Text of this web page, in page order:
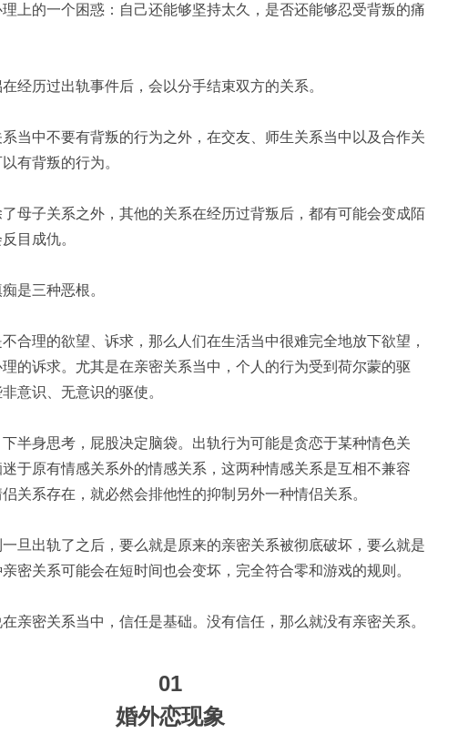
上的一个困惑：自己还能够坚持太久，是否还能够忍受背叛的痛
经历过出轨事件后，会以分手结束双方的关系。
当中不要有背叛的行为之外，在交友、师生关系当中以及合作关
有背叛的行为。
母子关系之外，其他的关系在经历过背叛后，都有可能会变成陌
目成仇。
是三种恶根。
合理的欲望、诉求，那么人们在生活当中很难完全地放下欲望，
的诉求。尤其是在亲密关系当中，个人的行为受到荷尔蒙的驱
意识、无意识的驱使。
半身思考，屁股决定脑袋。出轨行为可能是贪恋于某种情色关
于原有情感关系外的情感关系，这两种情感关系是互相不兼容
关系存在，就必然会排他性的抑制另外一种情侣关系。
旦出轨了之后，要么就是原来的亲密关系被彻底破坏，要么就是
密关系可能会在短时间也会变坏，完全符合零和游戏的规则。
亲密关系当中，信任是基础。没有信任，那么就没有亲密关系。
01
婚外恋现象